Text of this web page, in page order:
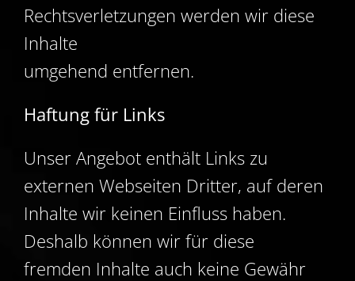
Rechtsverletzungen werden wir diese
Inhalte
umgehend entfernen.
Haftung für Links
Unser Angebot enthält Links zu
externen Webseiten Dritter, auf deren
Inhalte wir keinen Einfluss haben.
Deshalb können wir für diese
fremden Inhalte auch keine Gewähr